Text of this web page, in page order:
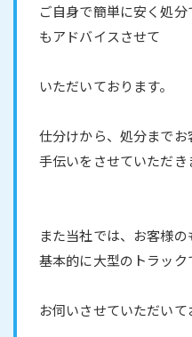
ご自身で簡単に安く処
もアドバイスさせて
いただいております。
仕分けから、処分まで
手伝いをさせていただき
また当社では、お客様の
基本的に大型のトラック
お伺いさせていただいて